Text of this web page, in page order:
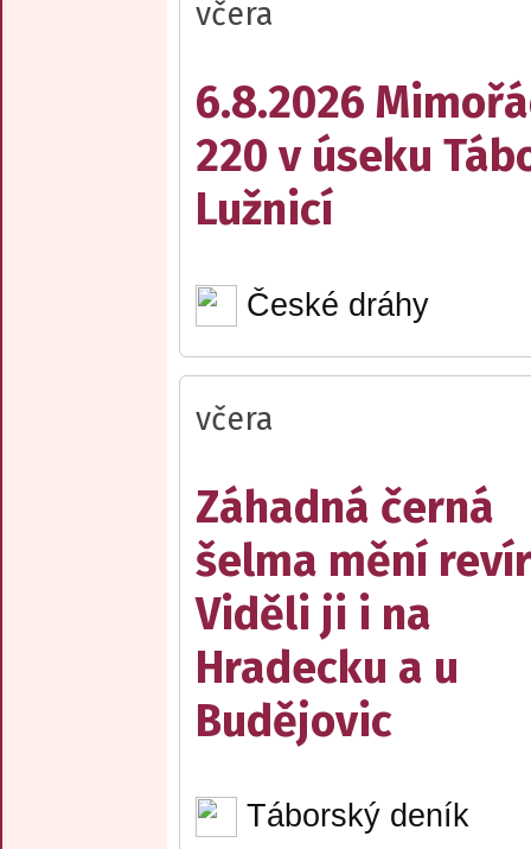
včera
6.8.2026
220 v úseku
Lužnicí
České dráhy
včera
Záhadná černá
šelma mění
Viděli ji i na
Hradecku a u
Budějovic
Táborský deník